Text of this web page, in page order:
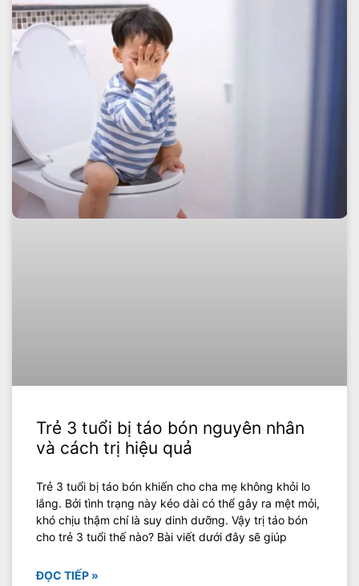
Trẻ 3 tuổi bị táo bón nguyên nhân
và cách trị hiệu quả
Trẻ 3 tuổi bị táo bón khiến cho cha mẹ không khỏi lo
lắng. Bởi tình trạng này kéo dài có thể gây ra mệt mỏi,
khó chịu thậm chí là suy dinh dưỡng. Vậy trị táo bón
cho trẻ 3 tuổi thế nào? Bài viết dưới đây sẽ giúp
ĐỌC TIẾP »